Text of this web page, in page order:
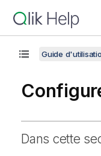
Guide
Dans cette